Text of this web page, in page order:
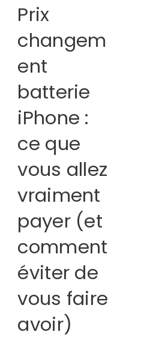
Prix
changem
ent
batterie
iPhone :
ce que
vous allez
vraiment
payer (et
comment
éviter de
vous faire
avoir)